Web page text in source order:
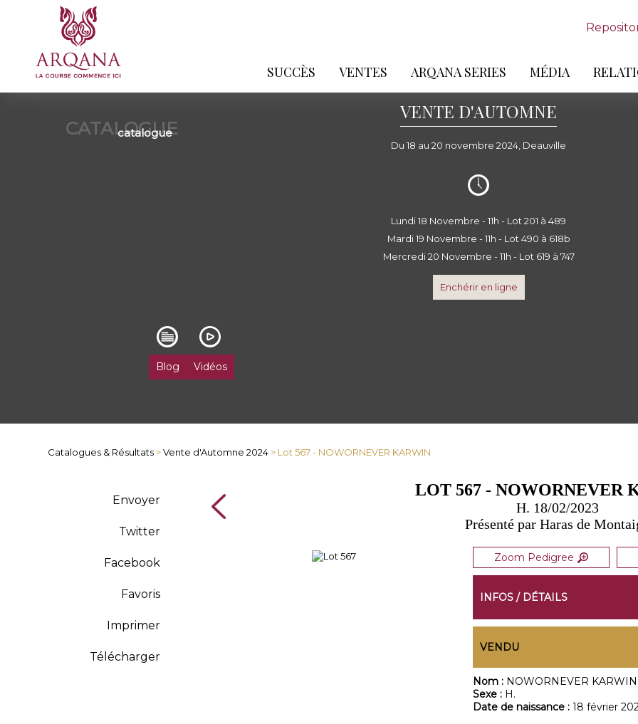
SUCCÈS VENTES ARQANA SERIES MÉDIA
CATALOGUE
catalogue
VENTE D'AUTOMNE
Du 18 au 20 novembre 2024, Deauville
Blog Vidéos
Lundi 18 Novembre - 11h - Lot 201 à 489
Mardi 19 Novembre - 11h - Lot 490 à 618b
Mercredi 20 Novembre - 11h - Lot 619 à 747
Enchérir en ligne
Catalogues & Résultats >Vente d'Automne 2024 > Lot 567 - NOWORNEVER KARWIN
Envoyer
Twitter
Facebook
Favoris
Imprimer
Télécharger
LOT 567 - NOWORNEVER
H. 18/02/2023
Présenté par Haras de
Zoom Pedigree
INFOS / DÉTAILS
VENDU
Nom : NOWORNEVER KARWIN
Sexe : H.
Date de naissance : 18 février